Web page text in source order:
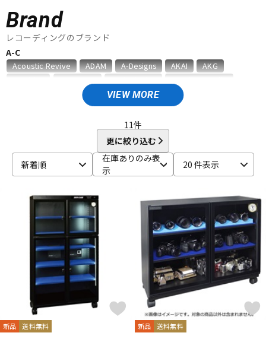
管楽器
アンプ エフェクター
DTM
DTM オンライン納品
中古 ヴィンテージ
Brand
レコーディングのブランド
VIEW MORE
A-C
Acoustic Revive ADAM A-Designs AKAI
AKG
ART ARTRIG
audio-technica AUDIX AURATONE
BEHRINGER
Brauner
Bricasti Design
CANARE
CaTeFo Chandler Coil Audio
Conisis
Cranborne Audio
CROXS CURRENT CUSTOM TRY
DangerousMusic dbx
DENON Professional
DEXIBELL
Digitech DPA
DYNAUDIO PRO
Ear Trumpet Labs
EARTHWORKS
Ehrlund Microphone
Electro Harmonix
Electro Voice
Empirical Labs ENHANCED AUDIO Entreq
ESI
EVE Audio
Eventide
Fischer Amps
FMR AUDIO
FOCAL FOSTEX
Free The Tone
G_2Systems
GATOR Frameworks
11件
更に絞り込む
新着順
在庫ありのみ表
示
20 件表示
新品 送料無料 新品 送料無料